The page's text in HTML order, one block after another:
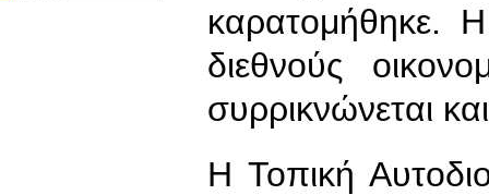
καρατομήθηκε.
διεθνούς
συρρικνώνεται
Η Τοπική